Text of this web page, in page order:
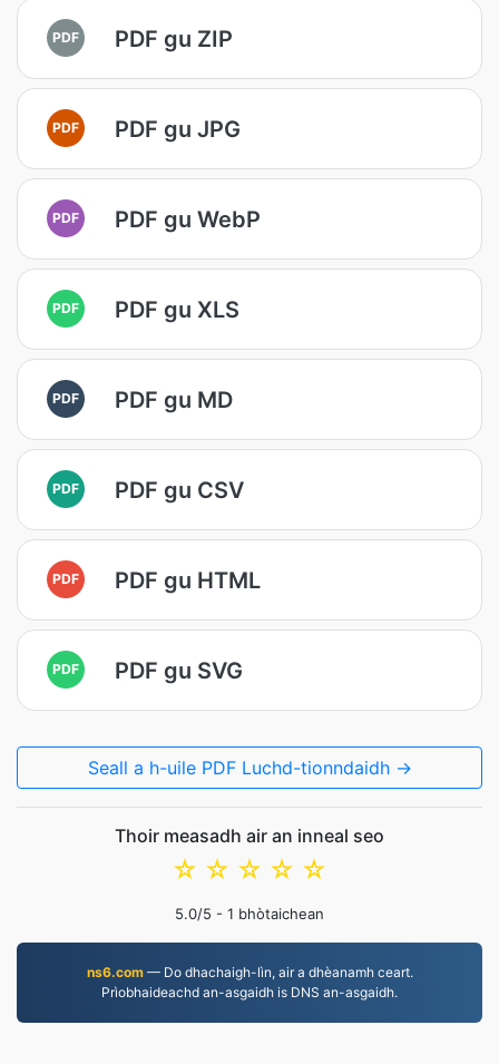
PDF PDF gu ZIP
PDF PDF gu JPG
PDF PDF gu WebP
PDF PDF gu XLS
PDF PDF gu MD
PDF PDF gu CSV
PDF PDF gu HTML
PDF PDF gu SVG
Seall a h-uile PDF Luchd-tionndaidh →
Thoir measadh air an inneal seo
☆
☆
☆
☆
☆
5.0/5 - 1 bhòtaichean
ns6.com— Do dhachaigh-lìn, air a dhèanamh ceart.
Prìobhaideachd an-asgaidh is DNS an-asgaidh.